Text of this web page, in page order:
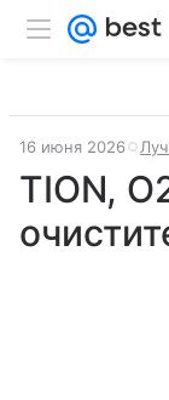
16 июня 2026
TION,